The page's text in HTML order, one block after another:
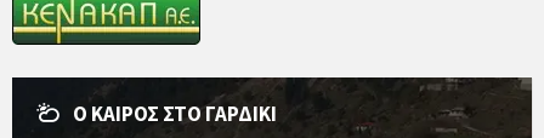
Ο ΚΑΙΡΌΣ ΣΤΟ ΓΑΡΔΊΚΙ